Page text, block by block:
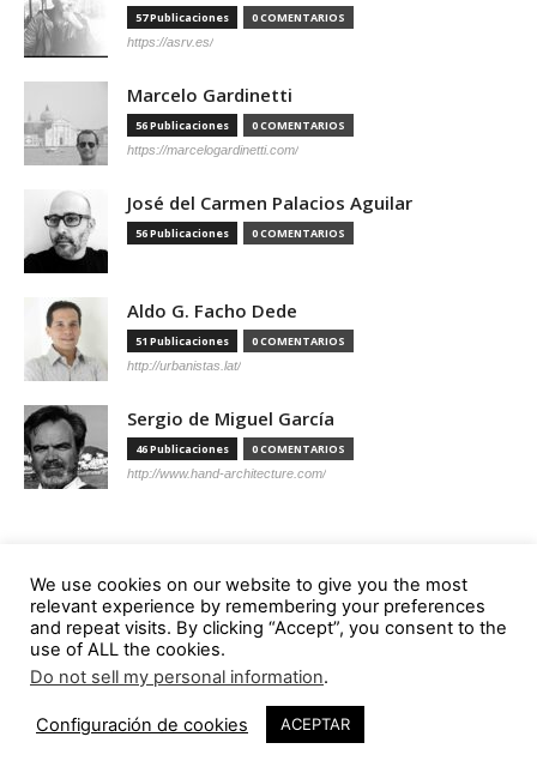
57 Publicaciones 0 COMENTARIOS
https://asrv.es/
Marcelo Gardinetti
56 Publicaciones 0 COMENTARIOS
https://marcelogardinetti.com/
José del Carmen Palacios Aguilar
56 Publicaciones 0 COMENTARIOS
Aldo G. Facho Dede
51 Publicaciones 0 COMENTARIOS
http://urbanistas.lat/
Sergio de Miguel García
46 Publicaciones 0 COMENTARIOS
http://www.hand-architecture.com/
Suscripción
We use cookies on our website to give you the most
relevant experience by remembering your preferences
and repeat visits. By clicking “Accept”, you consent to the
use of ALL the cookies.
Do not sell my personal information.
Configuración de cookies ACEPTAR